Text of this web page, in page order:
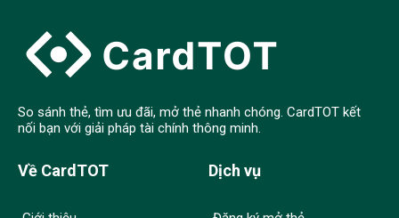
So sánh thẻ, tìm ưu đãi, mở thẻ nhanh chóng. CardTOT kết
nối bạn với giải pháp tài chính thông minh.
Về CardTOT Dịch vụ